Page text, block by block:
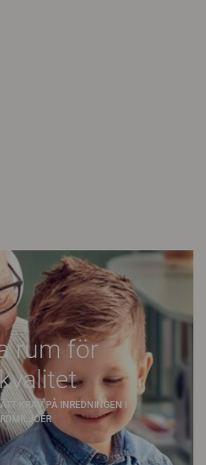
rum för
KRAV PÅ INREDNINGEN I